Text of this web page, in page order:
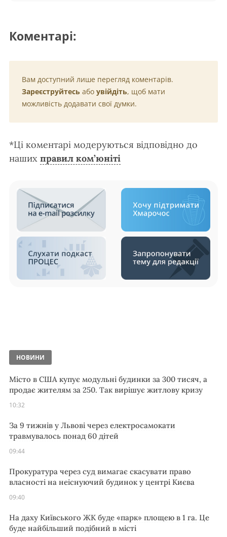
Коментарі:
Вам доступний лише перегляд коментарів.
Зареєструйтесь або увійдіть, щоб мати
можливість додавати свої думки.
*Ці коментарі модеруються відповідно до
наших правил ком’юніті
НОВИНИ
Місто в США купує модульні будинки за 300 тисяч, а
продає жителям за 250. Так вирішує житлову кризу
10:32
За 9 тижнів у Львові через електросамокати
травмувалось понад 60 дітей
09:44
Прокуратура через суд вимагає скасувати право
власності на неіснуючий будинок у центрі Києва
09:40
На даху Київського ЖК буде «парк» площею в 1 га. Це
буде найбільший подібний в місті